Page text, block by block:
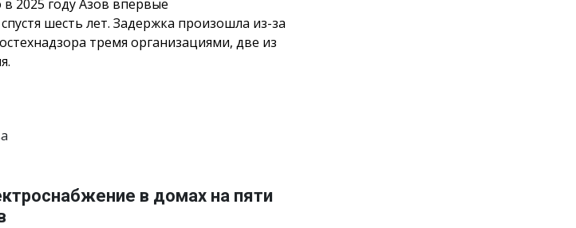
2025 году Азов впервые
шесть лет. Задержка произошла из-за
тремя организациями, две из
в домах на пяти